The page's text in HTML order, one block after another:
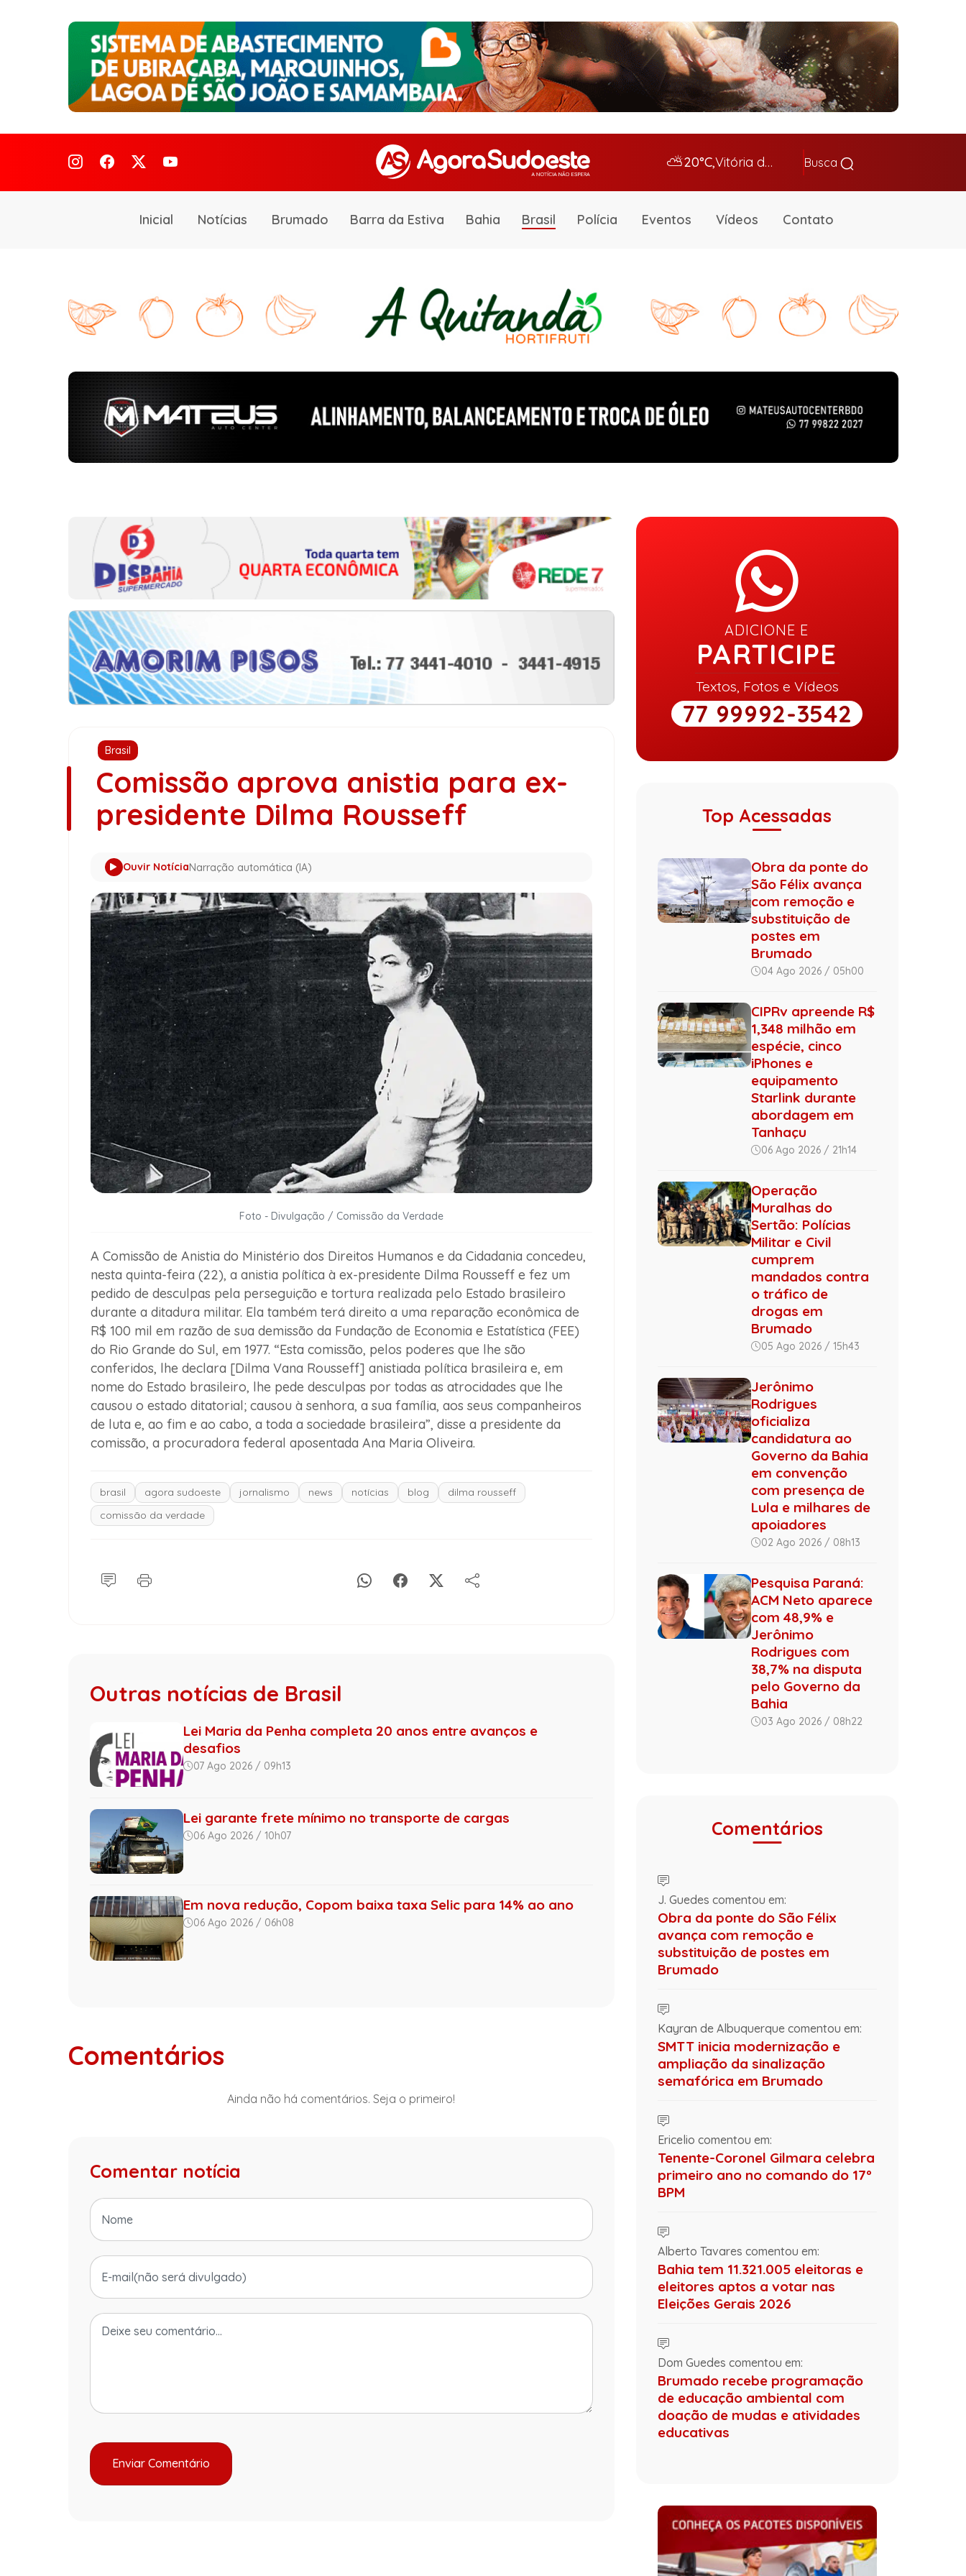
⛅20°C, Vitória da Conq… Busca
Inicial Notícias Brumado Barra da Estiva Bahia Brasil Polícia Eventos Vídeos Contato
Brasil
Comissão aprova anistia para ex-
presidente Dilma Rousseff
Ouvir NotíciaNarração automática (IA)
Foto - Divulgação / Comissão da Verdade
A Comissão de Anistia do Ministério dos Direitos Humanos e da Cidadania concedeu,
nesta quinta-feira (22), a anistia política à ex-presidente Dilma Rousseff e fez um
pedido de desculpas pela perseguição e tortura realizada pelo Estado brasileiro
durante a ditadura militar. Ela também terá direito a uma reparação econômica de
R$ 100 mil em razão de sua demissão da Fundação de Economia e Estatística (FEE)
do Rio Grande do Sul, em 1977. “Esta comissão, pelos poderes que lhe são
conferidos, lhe declara [Dilma Vana Rousseff] anistiada política brasileira e, em
nome do Estado brasileiro, lhe pede desculpas por todas as atrocidades que lhe
causou o estado ditatorial; causou à senhora, a sua família, aos seus companheiros
de luta e, ao fim e ao cabo, a toda a sociedade brasileira”, disse a presidente da
comissão, a procuradora federal aposentada Ana Maria Oliveira.
brasil agora sudoeste jornalismo news notícias blog
dilma rousseff
comissão da verdade
Outras notícias de Brasil
Lei Maria da Penha completa 20 anos entre avanços e
desafios
07 Ago 2026 / 09h13
Lei garante frete mínimo no transporte de cargas
06 Ago 2026 / 10h07
Em nova redução, Copom baixa taxa Selic para 14% ao ano
06 Ago 2026 / 06h08
Comentários
Ainda não há comentários. Seja o primeiro!
Comentar notícia
ADICIONE E
PARTICIPE
Textos, Fotos e Vídeos
77 99992-3542
Top Acessadas
Obra da ponte do
São Félix avança
com remoção e
substituição de
postes em
Brumado
04 Ago 2026 / 05h00
CIPRv apreende R$
1,348 milhão em
espécie, cinco
iPhones e
equipamento
Starlink durante
abordagem em
Tanhaçu
06 Ago 2026 / 21h14
Operação
Muralhas do
Sertão: Polícias
Militar e Civil
cumprem
mandados contra
o tráfico de
drogas em
Brumado
05 Ago 2026 / 15h43
Jerônimo
Rodrigues
oficializa
candidatura ao
Governo da Bahia
em convenção
com presença de
Lula e milhares de
apoiadores
02 Ago 2026 / 08h13
Pesquisa Paraná:
ACM Neto aparece
com 48,9% e
Jerônimo
Rodrigues com
38,7% na disputa
pelo Governo da
Bahia
03 Ago 2026 / 08h22
Comentários
J. Guedes comentou em:
Obra da ponte do São Félix
avança com remoção e
substituição de postes em
Brumado
Kayran de Albuquerque comentou em:
SMTT inicia modernização e
ampliação da sinalização
semafórica em Brumado
Ericelio comentou em:
Tenente-Coronel Gilmara celebra
primeiro ano no comando do 17º
BPM
Alberto Tavares comentou em:
Bahia tem 11.321.005 eleitoras e
eleitores aptos a votar nas
Eleições Gerais 2026
Dom Guedes comentou em:
Brumado recebe programação
de educação ambiental com
doação de mudas e atividades
educativas